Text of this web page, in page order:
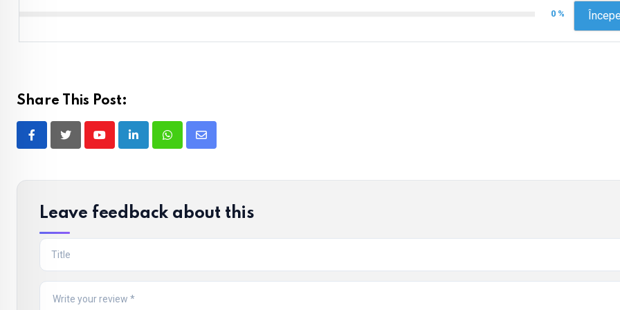
0 %
Share This Post:
YoutubeLinkedInWhatsappShare
Email
Leave feedback about this